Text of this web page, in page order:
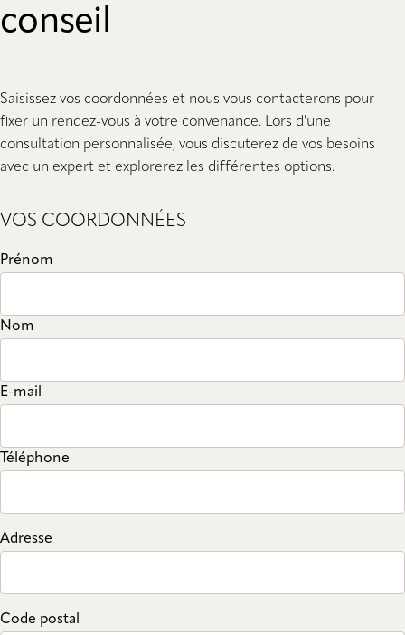
conseil
Saisissez vos coordonnées et nous vous contacterons pour
fixer un rendez-vous à votre convenance. Lors d'une
consultation personnalisée, vous discuterez de vos besoins
avec un expert et explorerez les différentes options.
VOS COORDONNÉES
Prénom
Nom
E-mail
Téléphone
Adresse
Code postal